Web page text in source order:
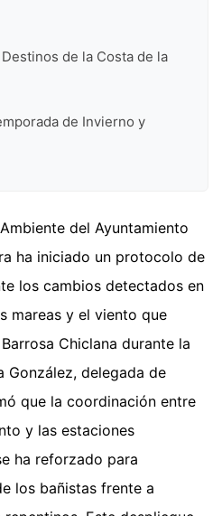
de la Costa de la
de Invierno y
del Ayuntamiento
ha iniciado un protocolo de
los cambios detectados en
mareas y el viento que
Chiclana durante la
González, delegada de
que la coordinación entre
y las estaciones
ha reforzado para
los bañistas frente a